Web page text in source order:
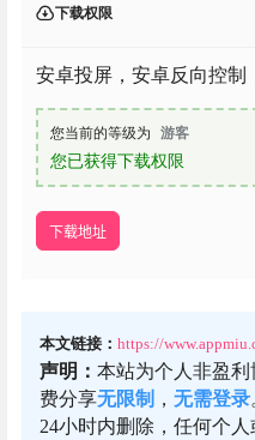
下载权限
安卓投屏，安卓反向控制
您当前的等级为 游客
您已获得下载权限
下载地址
本文链接： https://
声明： 本站为个人非盈
费分享无限制 ， 无需登录
24小时内删除，任何个